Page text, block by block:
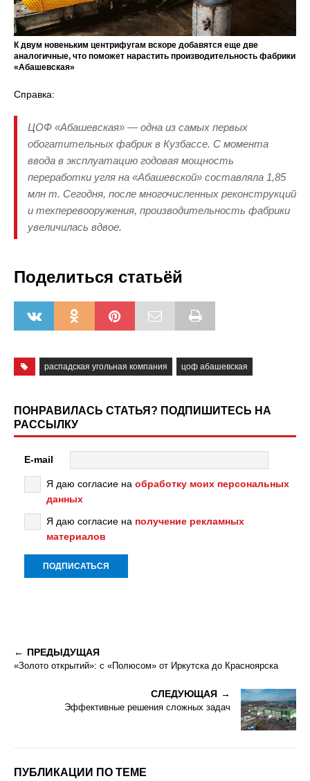
К двум новеньким центрифугам вскоре добавятся еще две
аналогичные, что поможет нарастить производительность фабрики
«Абашевская»
Справка:
ЦОФ «Абашевская» — одна из самых первых
обогатительных фабрик в Кузбассе. С момента
ввода в эксплуатацию годовая мощность
переработки угля на «Абашевской» составляла 1,85
млн т. Сегодня, после многочисленных реконструкций
и техперевооружения, производительность фабрики
увеличилась вдвое.
Поделиться статьёй
распадская угольная компания цоф абашевская
ПОНРАВИЛАСЬ СТАТЬЯ? ПОДПИШИТЕСЬ НА
РАССЫЛКУ
E-mail
Я даю согласие на обработку моих персональных
данных
Я даю согласие на получение рекламных
материалов
ПРЕДЫДУЩАЯ
«Золото открытий»: с «Полюсом» от Иркутска до Красноярска
СЛЕДУЮЩАЯ
Эффективные решения сложных задач
ПУБЛИКАЦИИ ПО ТЕМЕ